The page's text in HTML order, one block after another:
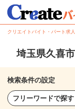
クリエイトバイト・パート求
埼玉県久喜
検索条件の設定